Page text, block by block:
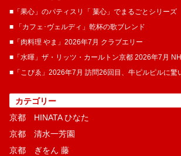
■「果心」のパティスリ「 菓​心」でまるごとシリーズ
■ 「カフェ･ヴェルディ」乾杯の歌ブレンド
■「肉料理 やま」2026年7月 クラブエリー
■「水暉」ザ・リッツ・カールトン京都 2026年7月
■「こぴゑ」2026年7月 訪問26回目、牛ピルピルに驚
カテゴリー
京都 HINATA ひなた
京都 清水一芳園
京都 ぎをん 藤